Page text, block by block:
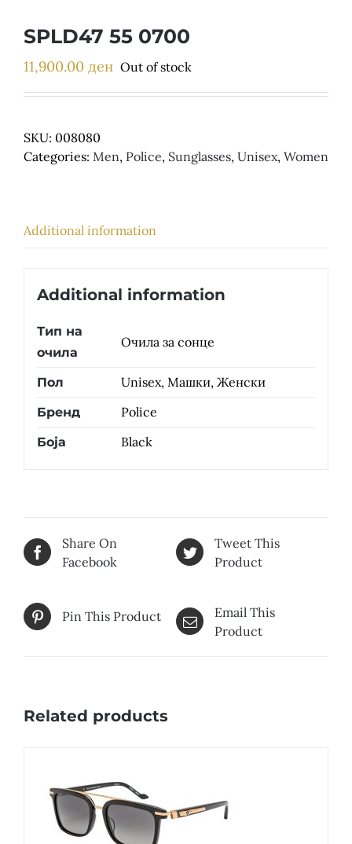
SPLD47 55 0700
11,900.00 ден Out of stock
SKU: 008080
Categories: Men, Police, Sunglasses, Unisex, Women
Additional information
Additional information
Тип на
очила
Очила за сонце
Пол Unisex, Машки, Женски
Бренд Police
Боја Black
Share On
Facebook
Tweet This
Product
Pin This Product
Email This
Product
Related products